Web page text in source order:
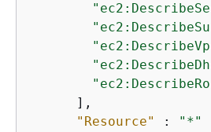
      ],
"Resource"
:
"*"